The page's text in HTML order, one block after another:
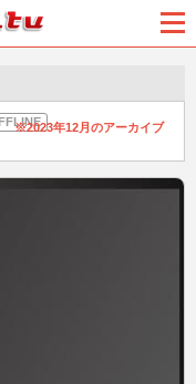
2023年12月のアーカイブ